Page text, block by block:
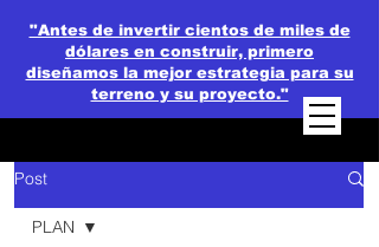
"Antes de invertir cientos de miles de
dólares en construir, primero
diseñamos la mejor estrategia para su
terreno y su proyecto."
Post
PLAN